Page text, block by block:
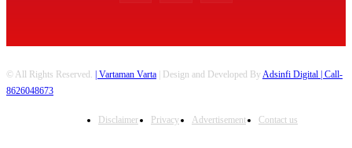
© All Rights Reserved. | Vartaman Varta | Design and Developed ByAdsinfi Digital | Call-
8626048673
Disclaimer Privacy Advertisement Contact us